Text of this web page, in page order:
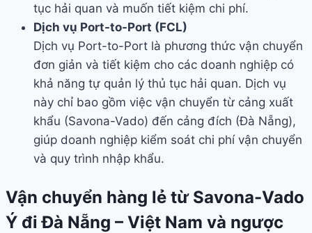
tục hải quan và muốn tiết kiệm chi phí.
Dịch vụ Port-to-Port (FCL)
Dịch vụ Port-to-Port là phương thức vận chuyển
đơn giản và tiết kiệm cho các doanh nghiệp có
khả năng tự quản lý thủ tục hải quan. Dịch vụ
này chỉ bao gồm việc vận chuyển từ cảng xuất
khẩu (Savona-Vado) đến cảng đích (Đà Nẵng),
giúp doanh nghiệp kiểm soát chi phí vận chuyển
và quy trình nhập khẩu.
Vận chuyển hàng lẻ từ Savona-Vado
Ý đi Đà Nẵng – Việt Nam và ngược